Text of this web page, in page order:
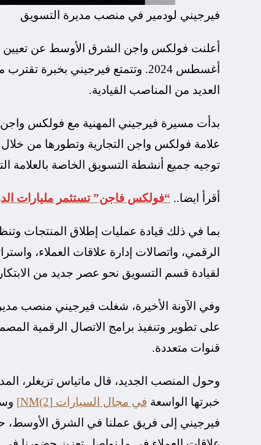
فيرجيني لودمير في منصب مديرة التسويق
أغسطس 2024. وتتمتع فيرجيني
العديد من المناصب القيادية.
بدأت مسيرة فيرجيني المهنية مع فولكس
علامة فولكس واجن التجارية وتطورها من
توجيه جميع أنشطة التسويق الخاصة بالعلامة
أقرأ ايضا.. “فولكس فاجن” تستثمر مليارات
بما في ذلك قيادة عمليات إطلاق المنتجات
الرقمي، واتصالات إدارة علاقات العملاء،
لقيادة قسم التسويق نحو عصر جديد من
وفي الآونة الأخيرة، شغلت فيرجيني منصب
على تطوير وتنفيذ برامج الاتصال الرقمية
قنوات متعددة.
وحول المنصب الجديد، قال ماتياس تزيغلر،
خبرتها الواسعة في مجال السيارات [NM(2]
فيرجيني إلى فريق عملنا في الشرق الأوسط،